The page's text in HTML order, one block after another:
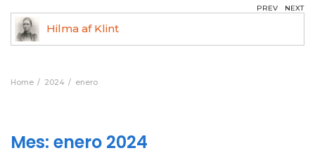
Hilma af Klint
PREV NEXT
Home 2024 enero
Mes: enero 2024